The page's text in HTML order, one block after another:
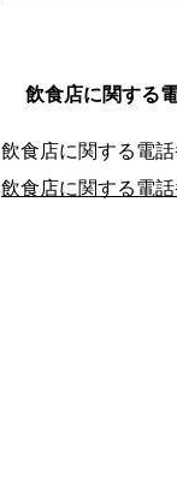
飲食店に関する
飲食店に関する電話
飲食店に関する電